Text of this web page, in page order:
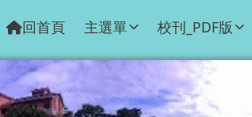
回首頁 主選單 校刊_PDF版